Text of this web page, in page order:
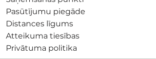
Pasūtījumu piegāde
Distances līgums
Atteikuma tiesības
Privātuma politika